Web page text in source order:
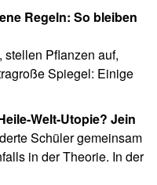
Pflanzen auf,
Spiegel: Einige
Welt-Utopie? Jein
Schüler gemeinsam
in der Theorie. In der